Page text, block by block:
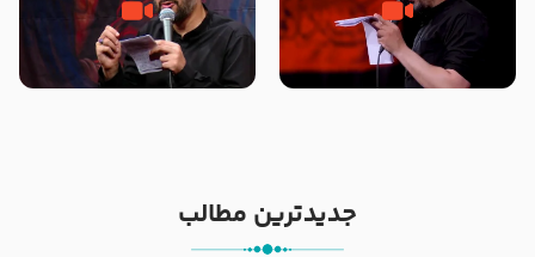
تک ، عبّاس، صاحب دل‌هاست –
حاج حنیف طاهری – عزاداری شب
من غلام نوکراتم من عاشق کربلاتم
– شور زمینه – شب هفتم – محرم
جدیدترین مطالب